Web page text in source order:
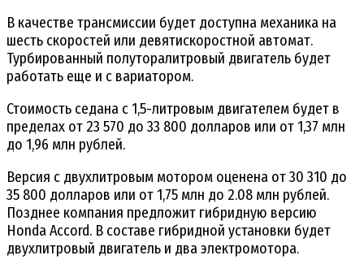
В качестве трансмиссии будет доступна механика на
шесть скоростей или девятискоростной автомат.
Турбированный полуторалитровый двигатель будет
работать еще и с вариатором.
Стоимость седана с 1,5-литровым двигателем будет в
пределах от 23 570 до 33 800 долларов или от 1,37 млн
до 1,96 млн рублей.
Версия с двухлитровым мотором оценена от 30 310 до
35 800 долларов или от 1,75 млн до 2.08 млн рублей.
Позднее компания предложит гибридную версию
Honda Accord. В составе гибридной установки будет
двухлитровый двигатель и два электромотора.